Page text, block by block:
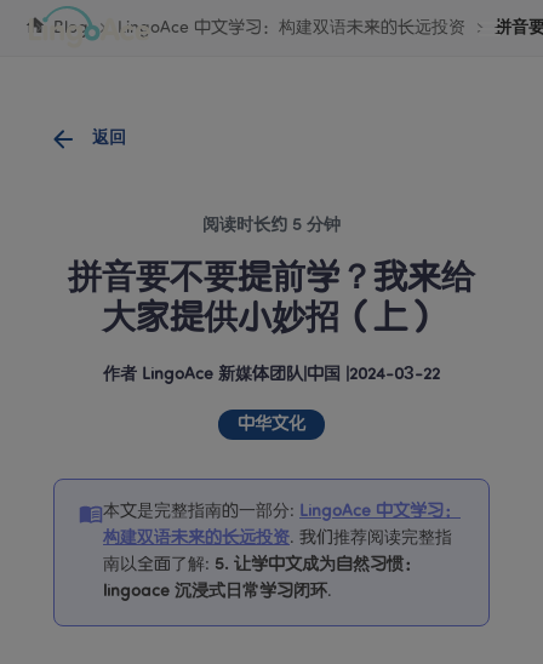
Blog LingoAce 中文学习：构建双语未来的长远投资 拼音
返回
阅读时长约 5 分钟
拼音要不要提前学？我来给
大家提供小妙招（上）
作者 LingoAce 新媒体团队| 中国 2024-03-22
中华文化
本文是完整指南的一部分: LingoAce 中文学习：
构建双语未来的长远投资. 我们推荐阅读完整指
南以全面了解: 5. 让学中文成为自然习惯：
lingoace 沉浸式日常学习闭环.
Cookie管理